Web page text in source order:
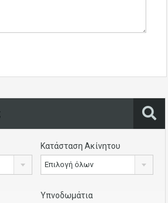
Κατάσταση Ακίνητου
Επιλογή όλων
Υπνοδωμάτια